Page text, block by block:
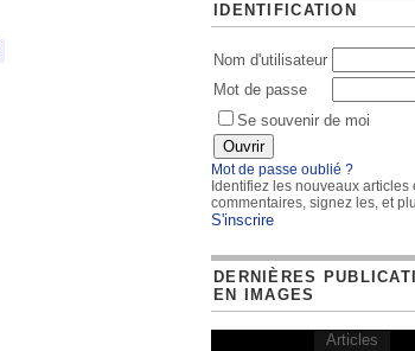
IDENTIFICATION
Nom d'utilisateur
Mot de passe
Se souvenir de moi
Mot de passe oublié ?
Identifiez les nouveaux articles
commentaires, signez les, et
S'inscrire
DERNIÈRES
EN IMAGES
Articles